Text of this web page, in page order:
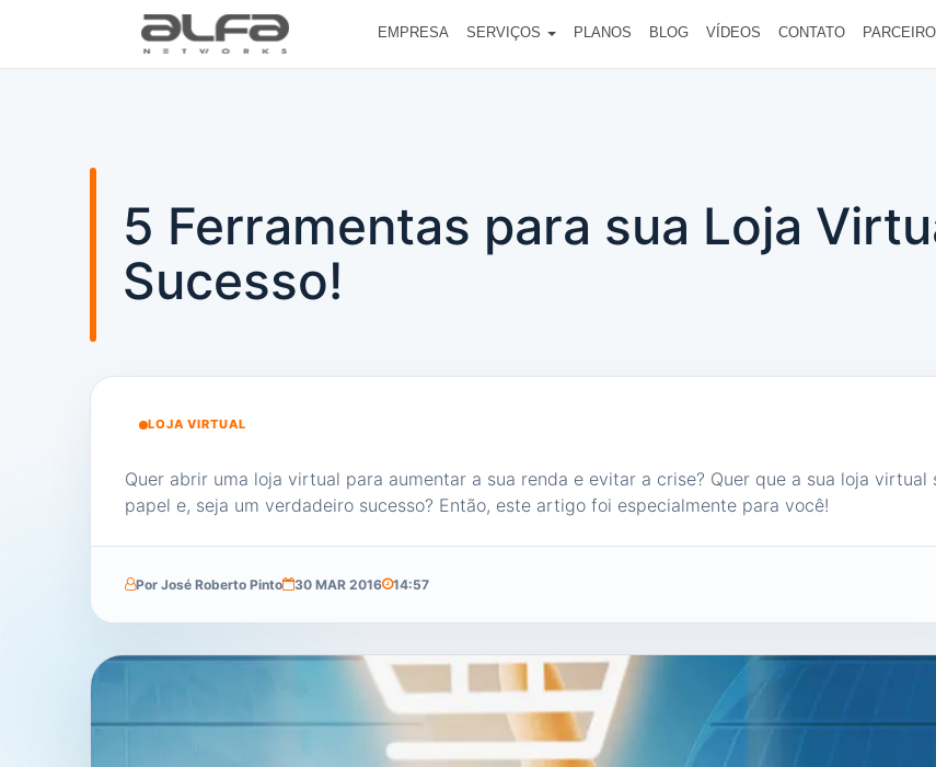
EMPRESA SERVIÇOS PLANOS BLOG VÍDEOS CONTATO
5 Ferramentas para sua Loja
Sucesso!
LOJA VIRTUAL
Quer abrir uma loja virtual para aumentar a sua renda e evitar a crise? Quer que a sua loja virtual
papel e, seja um verdadeiro sucesso? Então, este artigo foi especialmente para você!
Por José Roberto Pinto 30 MAR 2016 14:57